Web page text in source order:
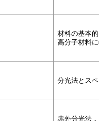
材料の基本
高分子材料
分光法とス
赤外分光法